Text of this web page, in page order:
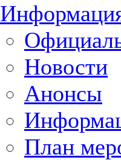
Новости
Анонсы
План